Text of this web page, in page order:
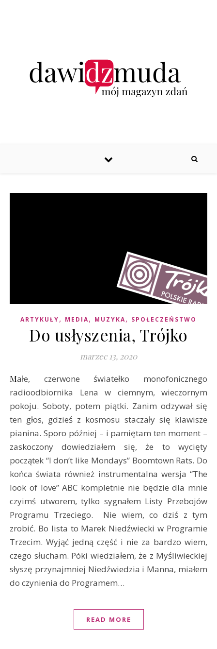
ARTYKUŁY, MEDIA, MUZYKA, SPOŁECZEŃSTWO
Do usłyszenia, Trójko
marzec 13, 2020
Małe, czerwone światełko monofonicznego
radioodbiornika Lena w ciemnym, wieczornym
pokoju. Soboty, potem piątki. Zanim odzywał się
ten głos, gdzieś z kosmosu staczały się klawisze
pianina. Sporo później – i pamiętam ten moment –
zaskoczony dowiedziałem się, że to wycięty
początek “I don’t like Mondays” Boomtown Rats. Do
końca świata również instrumentalna wersja “The
look of love” ABC kompletnie nie będzie dla mnie
czyimś utworem, tylko sygnałem Listy Przebojów
Programu Trzeciego. Nie wiem, co dziś z tym
zrobić. Bo lista to Marek Niedźwiecki w Programie
Trzecim. Wyjąć jedną część i nie za bardzo wiem,
czego słucham. Póki wiedziałem, że z Myśliwieckiej
słyszę przynajmniej Niedźwiedzia i Manna, miałem
do czynienia do Programem…
READ MORE